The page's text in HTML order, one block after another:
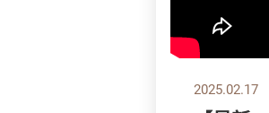
2025.02.17